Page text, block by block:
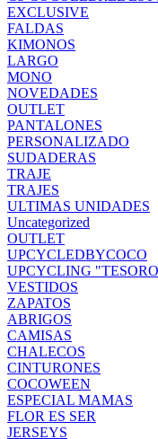
EXCLUSIVE
FALDAS
KIMONOS
LARGO
MONO
NOVEDADES
OUTLET
PANTALONES
PERSONALIZADO
SUDADERAS
TRAJE
TRAJES
ULTIMAS UNIDADES
Uncategorized
OUTLET
UPCYCLEDBYCOCO
UPCYCLING
VESTIDOS
ZAPATOS
ABRIGOS
CAMISAS
CHALECOS
CINTURONES
COCOWEEN
ESPECIAL MAMAS
FLOR ES SER
JERSEYS